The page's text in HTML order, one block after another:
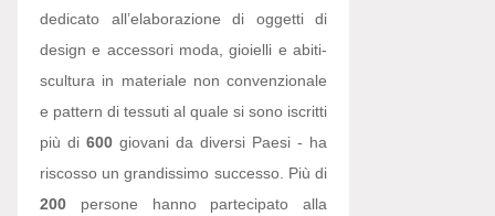
dedicato all’elaborazione di oggetti di
design e accessori moda, gioielli e abiti-
scultura in materiale non convenzionale
e pattern di tessuti al quale si sono iscritti
più di 600 giovani da diversi Paesi - ha
riscosso un grandissimo successo. Più di
200 persone hanno partecipato alla